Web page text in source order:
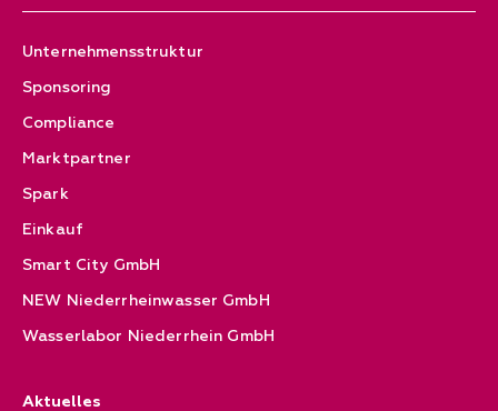
Unternehmensstruktur
Sponsoring
Compliance
Marktpartner
Spark
Einkauf
Smart City GmbH
NEW Niederrheinwasser GmbH
Wasserlabor Niederrhein GmbH
Aktuelles